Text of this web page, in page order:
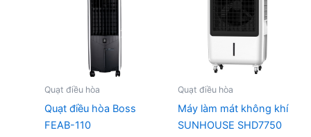
Quạt điều hòa
Quạt điều hòa Boss
FEAB-110
Quạt điều hòa
Máy làm mát không khí
SUNHOUSE SHD7750